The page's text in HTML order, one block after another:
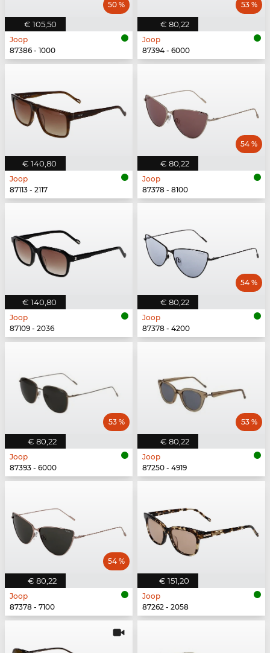
€ 105,50
50 %
Joop
87386 - 1000
€ 80,22
53 %
Joop
87394 - 6000
€ 140,80
Joop
87113 - 2117
€ 80,22
54 %
Joop
87378 - 8100
€ 140,80
Joop
87109 - 2036
€ 80,22
54 %
Joop
87378 - 4200
€ 80,22
53 %
Joop
87393 - 6000
€ 80,22
53 %
Joop
87250 - 4919
€ 80,22
54 %
Joop
87378 - 7100
€ 151,20
Joop
87262 - 2058